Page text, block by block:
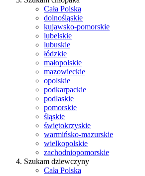
Cała Polska
dolnośląskie
kujawsko-pomorskie
lubelskie
lubuskie
łódzkie
małopolskie
mazowieckie
opolskie
podkarpackie
podlaskie
pomorskie
śląskie
świętokrzyskie
warmińsko-mazurskie
wielkopolskie
zachodniopomorskie
Szukam dziewczyny
Cała Polska